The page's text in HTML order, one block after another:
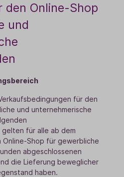
Online-Shop
und
für den
und unternehmerische
gelten für alle ab dem
Online-Shop für gewerbliche
abgeschlossenen
die Lieferung beweglicher
haben.